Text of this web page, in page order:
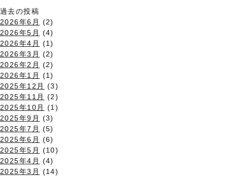
過去の投稿
2026年6月
(2)
2026年5月
(4)
2026年4月
(1)
2026年3月
(2)
2026年2月
(2)
2026年1月
(1)
2025年12月
(3)
2025年11月
(2)
2025年10月
(1)
2025年9月
(3)
2025年7月
(5)
2025年6月
(6)
2025年5月
(10)
2025年4月
(4)
2025年3月
(14)